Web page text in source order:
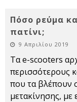
Πόσο ρεύμα
πατίνι;
9 Απριλίου 2019
Τα e-scooters
περισσότερους
που τα βλέπουν
μετακίνησης, με